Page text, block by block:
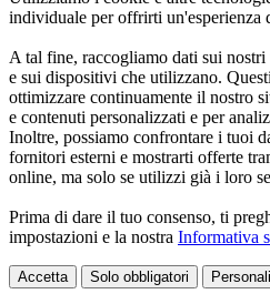
individuale per offrirti un'esperienza
A tal fine, raccogliamo dati sui
e sui dispositivi che utilizzano.
ottimizzare continuamente il nostro
e contenuti personalizzati e per
Inoltre, possiamo confrontare i tuoi
fornitori esterni e mostrarti offerte
online, ma solo se utilizzi già i loro
Prima di dare il tuo consenso, ti
impostazioni e la nostra Informativa
Accetta Solo obbligatori